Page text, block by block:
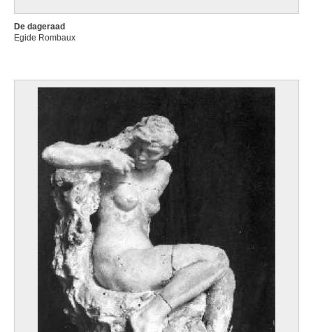
De dageraad
Egide Rombaux